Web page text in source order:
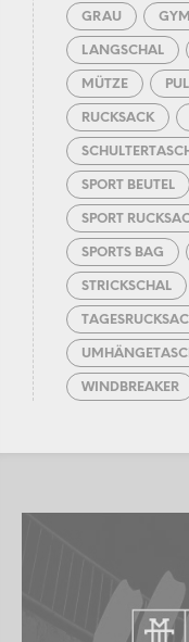
GRAU
LANGSCHAL
MÜTZE
RUCKSACK
SPORT BEUTEL
SPORT
SPORTS BAG
STRICKSCHAL
WINDBREAKER